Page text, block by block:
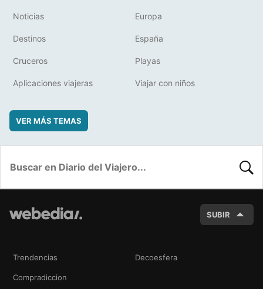
Noticias Europa
Destinos España
Cruceros Playas
Aplicaciones viajeras Viajar con niños
VER MÁS TEMAS
SUBIR
Trendencias Decoesfera
Compradiccion